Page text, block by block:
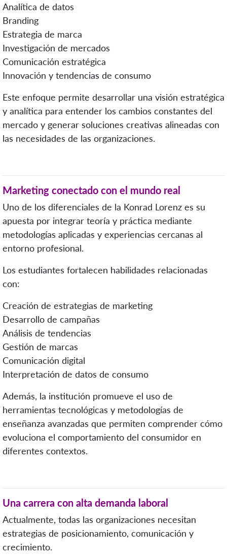
Analítica de datos
Branding
Estrategia de marca
Investigación de mercados
Comunicación estratégica
Innovación y tendencias de consumo
Este enfoque permite desarrollar una visión estratégica
y analítica para entender los cambios constantes del
mercado y generar soluciones creativas alineadas con
las necesidades de las organizaciones.
Marketing conectado con el mundo real
Uno de los diferenciales de la Konrad Lorenz es su
apuesta por integrar teoría y práctica mediante
metodologías aplicadas y experiencias cercanas al
entorno profesional.
Los estudiantes fortalecen habilidades relacionadas
con:
Creación de estrategias de marketing
Desarrollo de campañas
Análisis de tendencias
Gestión de marcas
Comunicación digital
Interpretación de datos de consumo
Además, la institución promueve el uso de
herramientas tecnológicas y metodologías de
enseñanza avanzadas que permiten comprender cómo
evoluciona el comportamiento del consumidor en
diferentes contextos.
Una carrera con alta demanda laboral
Actualmente, todas las organizaciones necesitan
estrategias de posicionamiento, comunicación y
crecimiento.